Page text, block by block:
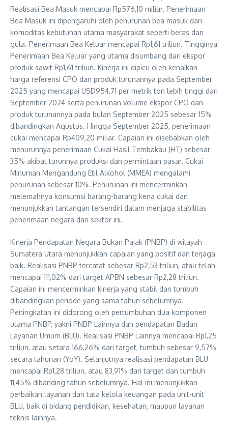
Realisasi Bea Masuk mencapai Rp576,10 miliar. Penerimaan
Bea Masuk ini dipengaruhi oleh penurunan bea masuk dari
komoditas kebutuhan utama masyarakat seperti beras dan
gula. Penerimaan Bea Keluar mencapai Rp1,61 triliun. Tingginya
Penerimaan Bea Keluar yang utama disumbang dari ekspor
produk sawit Rp1,61 triliun. Kinerja ini dipicu oleh kenaikan
harga referensi CPO dan produk turunannya pada September
2025 yang mencapai USD954,71 per metrik ton lebih tinggi dari
September 2024 serta penurunan volume ekspor CPO dan
produk turunannya pada bulan September 2025 sebesar 15%
dibandingkan Agustus. Hingga September 2025, penerimaan
cukai mencapai Rp409,20 miliar. Capaian ini disebabkan oleh
menurunnya penerimaan Cukai Hasil Tembakau (HT) sebesar
35% akibat turunnya produksi dan permintaan pasar. Cukai
Minuman Mengandung Etil Alkohol (MMEA) mengalami
penurunan sebesar 10%. Penurunan ini mencerminkan
melemahnya konsumsi barang-barang kena cukai dan
menunjukkan tantangan tersendiri dalam menjaga stabilitas
penerimaan negara dari sektor ini.
Kinerja Pendapatan Negara Bukan Pajak (PNBP) di wilayah
Sumatera Utara menunjukkan capaian yang positif dan terjaga
baik. Realisasi PNBP tercatat sebesar Rp2,53 triliun, atau telah
mencapai 111,02% dari target APBN sebesar Rp2,28 triliun.
Capaian ini mencerminkan kinerja yang stabil dan tumbuh
dibandingkan periode yang sama tahun sebelumnya.
Peningkatan ini didorong oleh pertumbuhan dua komponen
utama PNBP, yakni PNBP Lainnya dan pendapatan Badan
Layanan Umum (BLU). Realisasi PNBP Lainnya mencapai Rp1,25
triliun, atau setara 166,26% dari target, tumbuh sebesar 9,57%
secara tahunan (YoY). Selanjutnya realisasi pendapatan BLU
mencapai Rp1,28 triliun, atau 83,91% dari target dan tumbuh
11,45% dibanding tahun sebelumnya. Hal ini menunjukkan
perbaikan layanan dan tata kelola keuangan pada unit-unit
BLU, baik di bidang pendidikan, kesehatan, maupun layanan
teknis lainnya.